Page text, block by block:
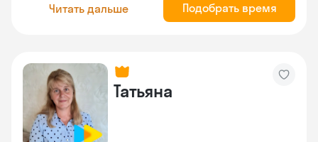
Читать дальше Подобрать время
Татьяна